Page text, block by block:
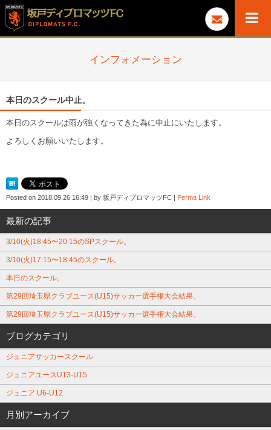
インフォメーション
本日のスクール中止。
本日のスクールは雨が強くなってきた為に中止にいたします。
よろしくお願いいたします。
Posted on 2018.09.26 16:49 | by 坂戸ディプロマッツFC | Perma Link
最新の記事
3/10(火)18:45〜20:15のSPスクール。
3/10(火)17:15〜18:45のスクール。
本日のスクール。
第29回埼玉県クラブユース(U15)サッカー選手権大会結果。
第29回埼玉県クラブユース(U15)サッカー選手権大会結果。
ブログカテゴリ
ジュニアサッカースクール
ジュニアユースU13-U15
ジュニア U6-U12
月別アーカイブ